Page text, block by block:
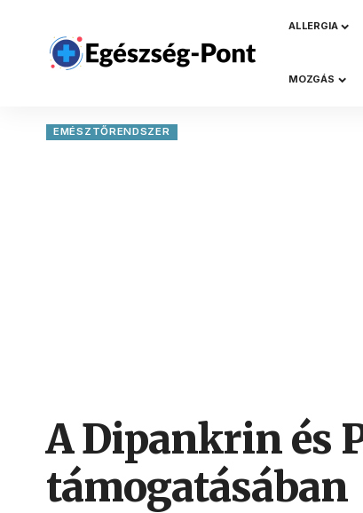
ALLERGIA
MOZGÁS
EMÉSZTŐRENDSZER
A Dipankrin és
támogatásában